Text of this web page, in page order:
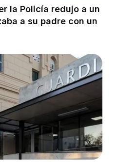
la Policía redujo a un
a su padre con un